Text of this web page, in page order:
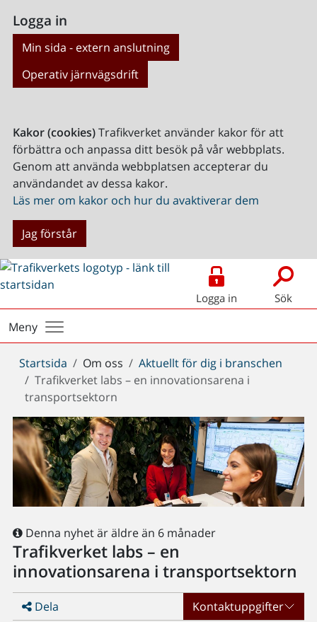
Logga in
Min sida - extern anslutning
Operativ järnvägsdrift
Kakor (cookies)Trafikverket använder kakor för att
förbättra och anpassa ditt besök på vår webbplats.
Genom att använda webbplatsen accepterar du
användandet av dessa kakor.
Läs mer om kakor och hur du avaktiverar dem
Jag förstår
Logga in Sök
Meny
Du
är
här:
Startsida Om oss
Aktuellt för dig i branschen
Trafikverket labs – en innovationsarena i
transportsektorn
Denna nyhet är äldre än 6 månader
Trafikverket labs – en
innovationsarena i transportsektorn
Dela Kontaktuppgifter